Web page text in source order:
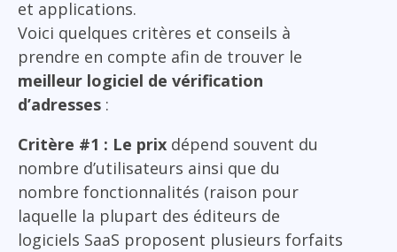
et applications.
Voici quelques critères et conseils à
prendre en compte afin de trouver le
meilleur logiciel de vérification
d’adresses :
Critère #1 : Le prix dépend souvent du
nombre d’utilisateurs ainsi que du
nombre fonctionnalités (raison pour
laquelle la plupart des éditeurs de
logiciels SaaS proposent plusieurs forfaits